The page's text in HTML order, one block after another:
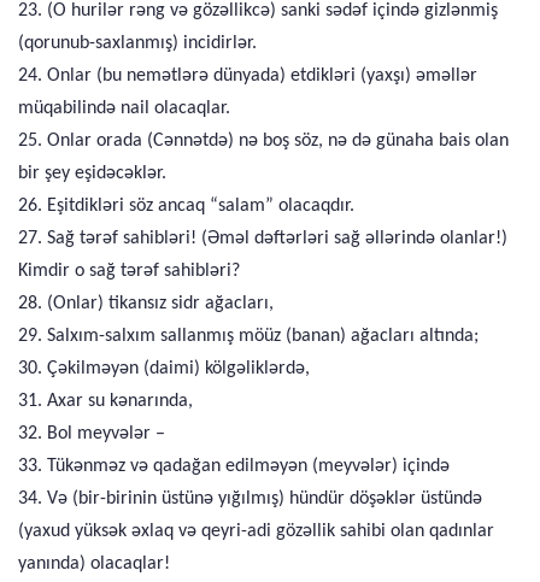
23. (O hurilər rəng və gözəllikcə) sanki sədəf içində gizlənmiş
(qorunub-saxlanmış) incidirlər.
24. Onlar (bu nemətlərə dünyada) etdikləri (yaxşı) əməllər
müqabilində nail olacaqlar.
25. Onlar orada (Cənnətdə) nə boş söz, nə də günaha bais olan
bir şey eşidəcəklər.
26. Eşitdikləri söz ancaq “salam” olacaqdır.
27. Sağ tərəf sahibləri! (Əməl dəftərləri sağ əllərində olanlar!)
Kimdir o sağ tərəf sahibləri?
28. (Onlar) tikansız sidr ağacları,
29. Salxım-salxım sallanmış möüz (banan) ağacları altında;
30. Çəkilməyən (daimi) kölgəliklərdə,
31. Axar su kənarında,
32. Bol meyvələr –
33. Tükənməz və qadağan edilməyən (meyvələr) içində
34. Və (bir-birinin üstünə yığılmış) hündür döşəklər üstündə
(yaxud yüksək əxlaq və qeyri-adi gözəllik sahibi olan qadınlar
yanında) olacaqlar!